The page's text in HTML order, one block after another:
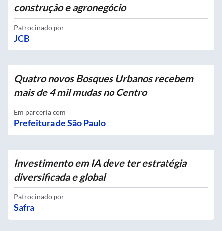
construção e agronegócio
Patrocinado por
JCB
Quatro novos Bosques Urbanos recebem
mais de 4 mil mudas no Centro
Em parceria com
Prefeitura de São Paulo
Investimento em IA deve ter estratégia
diversificada e global
Patrocinado por
Safra